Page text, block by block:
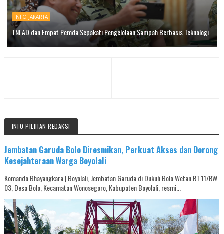
INFO JAKARTA
TNI AD dan Empat Pemda Sepakati Pengelolaan Sampah Berbasis Teknologi
INFO PILIHAN REDAKSI
Jembatan Garuda Bolo Diresmikan, Perkuat Akses dan Dorong
Kesejahteraan Warga Boyolali
Komando Bhayangkara | Boyolali, Jembatan Garuda di Dukuh Bolo Wetan RT 11/RW
03, Desa Bolo, Kecamatan Wonosegoro, Kabupaten Boyolali, resmi...